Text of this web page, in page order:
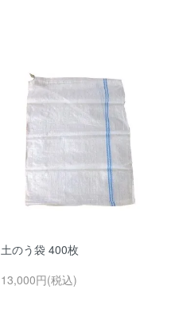
土のう袋 400枚
13,000円(税込)